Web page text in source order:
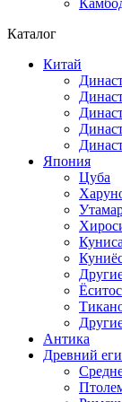
Каталог
Китай
Япония
Цуба
Антика
Древний